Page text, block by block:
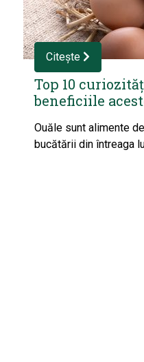
Citește
Top 10
beneficiile
Ouăle sunt alimente
bucătării din întreaga